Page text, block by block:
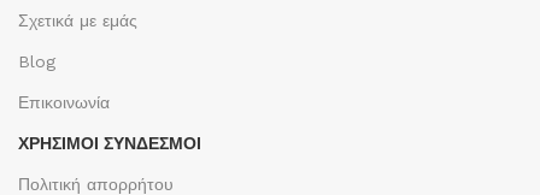
Σχετικά με εμάς
Blog
Επικοινωνία
ΧΡΉΣΙΜΟΙ ΣΎΝΔΕΣΜΟΙ
Πολιτική απορρήτου